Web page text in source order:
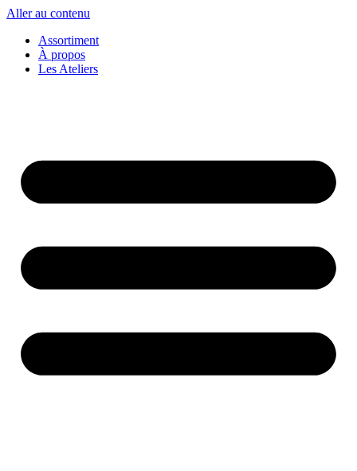
Aller au contenu
Assortiment
À propos
Les Ateliers